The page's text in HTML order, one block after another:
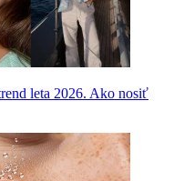
leta 2026. Ako nosiť